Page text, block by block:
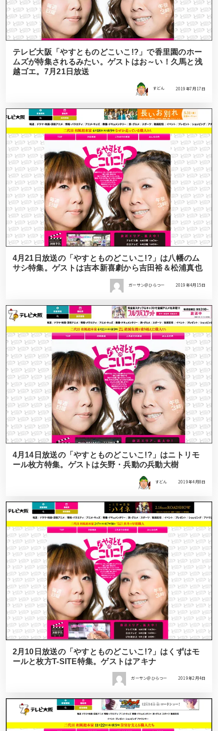
テレビ大阪「やすとものどこいこ!?」で香里園のホー
ムズが特集されるみたい。ゲストはお～い！久馬と浅
越ゴエ。7月21日放送
すどん 2019年7月17日
4月21日放送の「やすとものどこいこ!?」は八幡のム
サシ特集。ゲストは吉本新喜劇から吉田裕＆松浦真也
ガーサン＠ひらつー 2019年4月15日
4月14日放送の「やすとものどこいこ!?」はニトリモ
ール枚方特集。ゲストは矢野・兵動の兵動大樹
すどん 2019年4月8日
2月10日放送の「やすとものどこいこ!?」はくずはモ
ールと枚方T-SITE特集。ゲストはアキナ
ガーサン＠ひらつー 2019年2月4日